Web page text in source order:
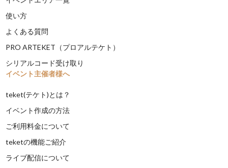
使い方
よくある質問
PRO ARTEKET（プロアルテケト）
シリアルコード受け取り
イベント主催者様へ
teket(テケト)とは？
イベント作成の方法
ご利用料金について
teketの機能ご紹介
ライブ配信について